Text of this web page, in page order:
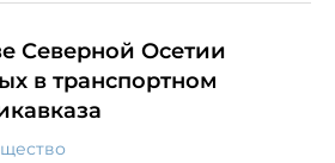
Северной Осетии
в транспортном